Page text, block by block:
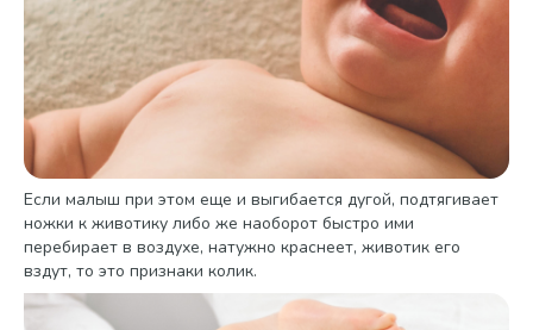
Если малыш при этом еще и выгибается дугой, подтягивает
ножки к животику либо же наоборот быстро ими
перебирает в воздухе, натужно краснеет, животик его
вздут, то это признаки колик.